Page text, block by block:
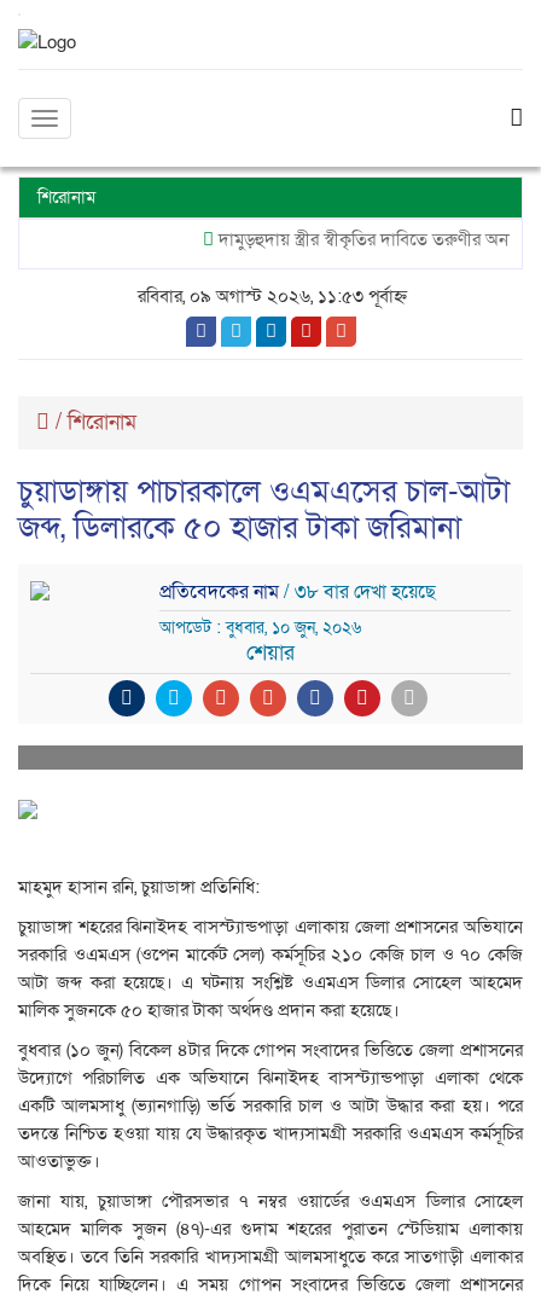
Toggle
শিরোনাম
দামুড়হুদায় স্ত্রীর স্বীকৃতির দাবিতে তরুণীর
রবিবার, ০৯ অগাস্ট ২০২৬, ১১:৫৩ পূর্বাহ্ন
/শিরোনাম
চুয়াডাঙ্গায় পাচারকালে ওএমএসের চাল-আটা
জব্দ, ডিলারকে ৫০ হাজার টাকা জরিমানা
প্রতিবেদকের নাম/ ৩৮ বার দেখা হয়েছে
আপডেট : বুধবার, ১০ জুন, ২০২৬
শেয়ার
মাহমুদ হাসান রনি, চুয়াডাঙ্গা প্রতিনিধি:
চুয়াডাঙ্গা শহরের ঝিনাইদহ বাসস্ট্যান্ডপাড়া এলাকায় জেলা প্রশাসনের অভিযানে
সরকারি ওএমএস (ওপেন মার্কেট সেল) কর্মসূচির ২১০ কেজি চাল ও ৭০ কেজি
আটা জব্দ করা হয়েছে। এ ঘটনায় সংশ্লিষ্ট ওএমএস ডিলার সোহেল আহমেদ
মালিক সুজনকে ৫০ হাজার টাকা অর্থদণ্ড প্রদান করা হয়েছে।
বুধবার (১০ জুন) বিকেল ৪টার দিকে গোপন সংবাদের ভিত্তিতে জেলা প্রশাসনের
উদ্যোগে পরিচালিত এক অভিযানে ঝিনাইদহ বাসস্ট্যান্ডপাড়া এলাকা থেকে
একটি আলমসাধু (ভ্যানগাড়ি) ভর্তি সরকারি চাল ও আটা উদ্ধার করা হয়। পরে
তদন্তে নিশ্চিত হওয়া যায় যে উদ্ধারকৃত খাদ্যসামগ্রী সরকারি ওএমএস কর্মসূচির
আওতাভুক্ত।
জানা যায়, চুয়াডাঙ্গা পৌরসভার ৭ নম্বর ওয়ার্ডের ওএমএস ডিলার সোহেল
আহমেদ মালিক সুজন (৪৭)-এর গুদাম শহরের পুরাতন স্টেডিয়াম এলাকায়
অবস্থিত। তবে তিনি সরকারি খাদ্যসামগ্রী আলমসাধুতে করে সাতগাড়ী এলাকার
দিকে নিয়ে যাচ্ছিলেন। এ সময় গোপন সংবাদের ভিত্তিতে জেলা প্রশাসনের